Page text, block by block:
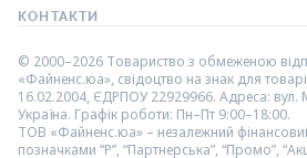
КОНТАКТИ
© 2000–2026 Товариство з обмеженою
«Файненс.юа», свідоцтво на знак для
16.02.2004, ЄДРПОУ 22929966. Адреса: вул.
Україна. Графік роботи: Пн–Пт 9:00–18:00.
ТОВ «Файненс.юа» – незалежний
позначками “Р”, “Партнерська”, “Промо”,